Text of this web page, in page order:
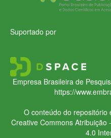
Suportado por
Empresa Brasileira de
https://
O conteúdo do repositório
Creative CommonsAtribuição
4.0